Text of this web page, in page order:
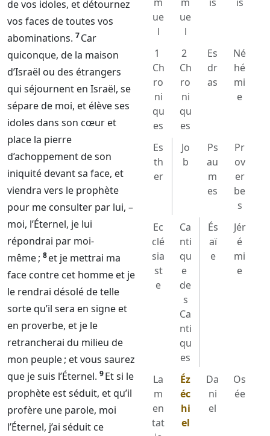
de vos idoles, et détournez
vos faces de toutes vos
abominations. 7Car
quiconque, de la maison
d’Israël ou des étrangers
qui séjournent en Israël, se
sépare de moi, et élève ses
idoles dans son cœur et
place la pierre
d’achoppement de son
iniquité devant sa face, et
viendra vers le prophète
pour me consulter par lui, –
moi, l’Éternel, je lui
répondrai par moi-
même ; 8et je mettrai ma
face contre cet homme et je
le rendrai désolé de telle
sorte qu’il sera en signe et
en proverbe, et je le
retrancherai du milieu de
mon peuple ; et vous saurez
que je suis l’Éternel. 9Et si le
prophète est séduit, et qu’il
profère une parole, moi
l’Éternel, j’ai séduit ce
ue
l
ue
l
1
Ch
ro
ni
qu
es
2
Ch
ro
ni
qu
es
Es
dr
as
Né
hé
mi
e
Es
th
er
Jo
b
Ps
au
m
es
Pr
ov
er
be
s
Ec
clé
sia
st
e
Ca
nti
qu
e
de
s
Ca
nti
qu
es
És
aï
e
Jér
é
mi
e
La
m
en
tat
Éz
éc
hi
el
Da
ni
el
Os
ée